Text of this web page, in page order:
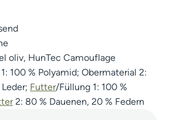
oliv, HunTec Camouflage
100 % Polyamid; Obermaterial 2:
Futter/Füllung 1: 100 %
2: 80 % Dauenen, 20 % Federn